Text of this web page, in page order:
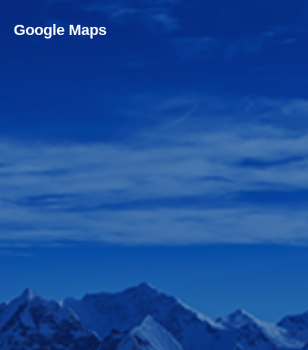
Google Maps